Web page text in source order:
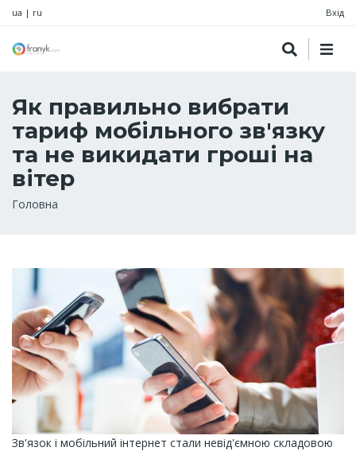
ua | ru Вхід
Як правильно вибрати
тариф мобільного зв'язку
та не викидати гроші на
вітер
Рядок
Головна
Зв'язок і мобільний інтернет стали невід'ємною складовою